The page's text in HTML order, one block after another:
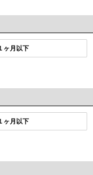
ヶ月以下
ヶ月以下